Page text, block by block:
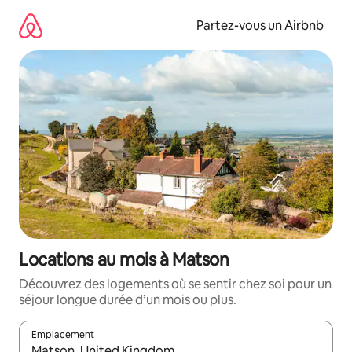
directement
contenu
Partez-vous un Airbnb
Locations au mois à Matson
Découvrez des logements où se sentir chez soi pour un
séjour longue durée d’un mois ou plus.
Emplacement
Quand les résultats sont affichés, parcourez-les en utilisant